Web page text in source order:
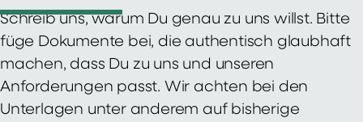
Schreib uns, warum Du genau zu uns willst. Bitte
füge Dokumente bei, die authentisch glaubhaft
machen, dass Du zu uns und unseren
Anforderungen passt. Wir achten bei den
Unterlagen unter anderem auf bisherige